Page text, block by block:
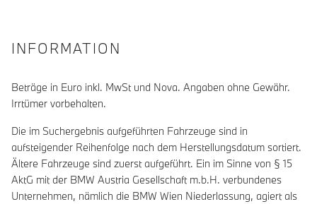
INFORMATION
Beträge in Euro inkl. MwSt und Nova. Angaben ohne Gewähr.
Irrtümer vorbehalten.
Die im Suchergebnis aufgeführten Fahrzeuge sind in
aufsteigender Reihenfolge nach dem Herstellungsdatum sortiert.
Ältere Fahrzeuge sind zuerst aufgeführt. Ein im Sinne von § 15
AktG mit der BMW Austria Gesellschaft m.b.H. verbundenes
Unternehmen, nämlich die BMW Wien Niederlassung, agiert als